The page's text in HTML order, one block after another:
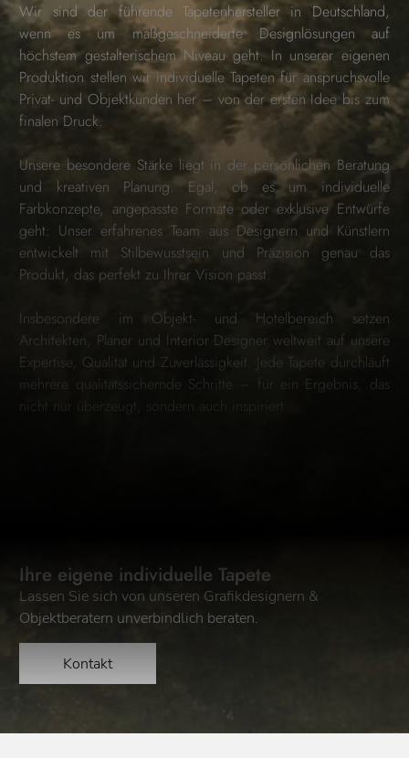
Wir sind der führende Tapetenhersteller in Deutschland,
wenn es um maßgeschneiderte Designlösungen auf
höchstem gestalterischem Niveau geht. In unserer eigenen
Produktion stellen wir individuelle Tapeten für anspruchsvolle
Privat- und Objektkunden her – von der ersten Idee bis zum
finalen Druck.
Unsere besondere Stärke liegt in der persönlichen Beratung
und kreativen Planung. Egal, ob es um individuelle
Farbkonzepte, angepasste Formate oder exklusive Entwürfe
geht: Unser erfahrenes Team aus Designern und Künstlern
entwickelt mit Stilbewusstsein und Präzision genau das
Produkt, das perfekt zu Ihrer Vision passt.
Insbesondere im Objekt- und Hotelbereich setzen
Architekten, Planer und Interior Designer weltweit auf unsere
Expertise, Qualität und Zuverlässigkeit. Jede Tapete durchläuft
mehrere qualitätssichernde Schritte – für ein Ergebnis, das
nicht nur überzeugt, sondern auch inspiriert.
Ihre eigene individuelle Tapete
Lassen Sie sich von unseren Grafikdesignern &
Objektberatern unverbindlich beraten.
Kontakt